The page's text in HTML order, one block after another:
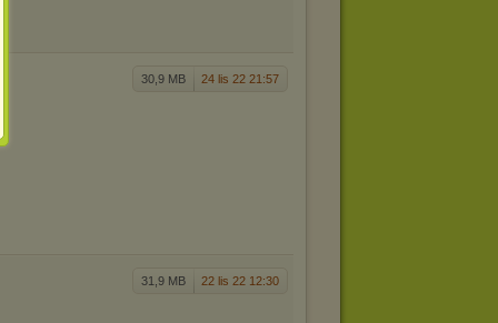
30,9 MB 24 lis 22 21:57
31,9 MB 22 lis 22 12:30